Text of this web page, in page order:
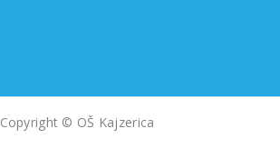
Copyright © OŠ Kajzerica